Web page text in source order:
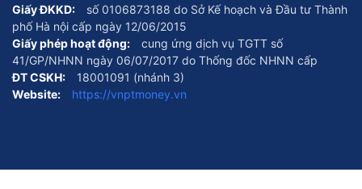
Giấy ĐKKD:
số 0106873188 do Sở Kế hoạch và Đầu tư Thành
phố Hà nội cấp ngày 12/06/2015
Giấy phép hoạt động:
cung ứng dịch vụ TGTT số
41/GP/NHNN ngày 06/07/2017 do Thống đốc NHNN cấp
ĐT CSKH:
18001091 (nhánh 3)
Website:
https://vnptmoney.vn